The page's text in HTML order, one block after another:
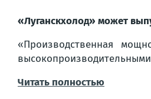
«Луганскхолод» может
«Производственная
Читать полностью